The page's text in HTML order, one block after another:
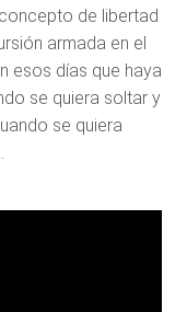
de libertad
armada en el
esos días que haya
se quiera soltar y
se quiera